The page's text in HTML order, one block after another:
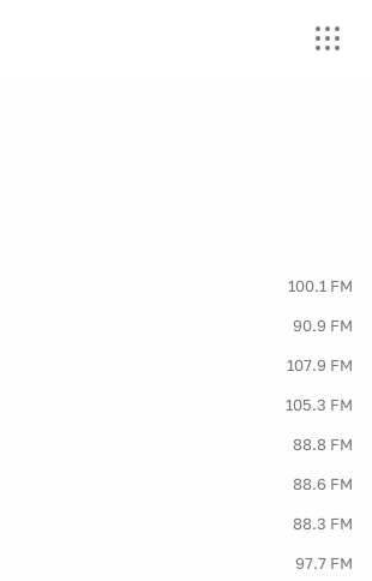
100.1 FM
90.9 FM
107.9 FM
105.3 FM
88.8 FM
88.6 FM
88.3 FM
97.7 FM